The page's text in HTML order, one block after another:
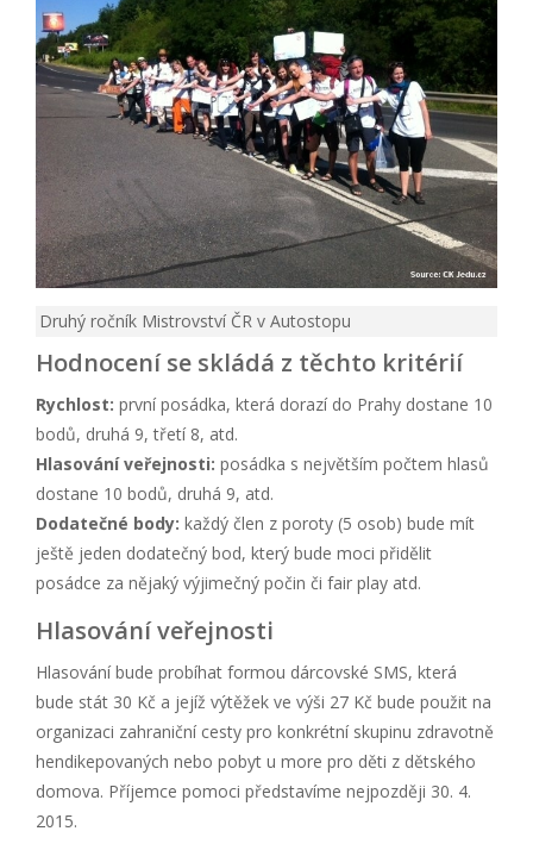
Druhý ročník Mistrovství ČR v Autostopu
Hodnocení se skládá z těchto kritérií
Rychlost: první posádka, která dorazí do Prahy dostane 10
bodů, druhá 9, třetí 8, atd.
Hlasování veřejnosti: posádka s největším počtem hlasů
dostane 10 bodů, druhá 9, atd.
Dodatečné body: každý člen z poroty (5 osob) bude mít
ještě jeden dodatečný bod, který bude moci přidělit
posádce za nějaký výjimečný počin či fair play atd.
Hlasování veřejnosti
Hlasování bude probíhat formou dárcovské SMS, která
bude stát 30 Kč a jejíž výtěžek ve výši 27 Kč bude použit na
organizaci zahraniční cesty pro konkrétní skupinu zdravotně
hendikepovaných nebo pobyt u more pro děti z dětského
domova. Příjemce pomoci představíme nejpozději 30. 4.
2015.